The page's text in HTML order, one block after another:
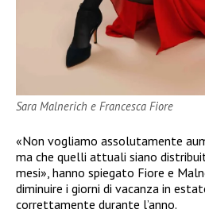
Sara Malnerich e Francesca Fiore
«Non vogliamo assolutamente
ma che quelli attuali siano
mesi», hanno spiegato Fiore e
diminuire i giorni di vacanza in
correttamente durante l’anno.